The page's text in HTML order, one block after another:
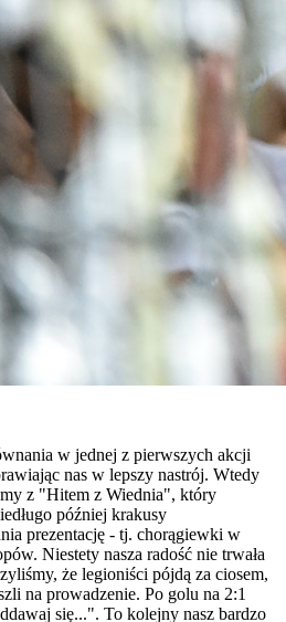
w jednej z pierwszych akcji
nas w lepszy nastrój. Wtedy
z "Hitem z Wiednia", który
później krakusy
prezentację - tj. chorągiewki w
Niestety nasza radość nie trwała
że legioniści pójdą za ciosem,
na prowadzenie. Po golu na 2:1
się...". To kolejny nasz bardzo